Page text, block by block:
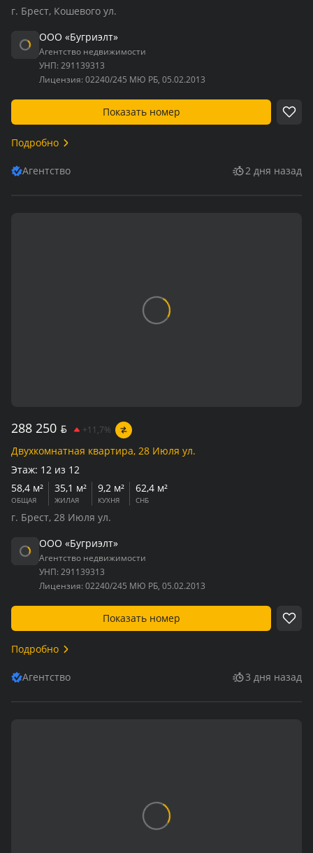
г. Брест, Кошевого ул.
ООО «Бугриэлт»
Агентство недвижимости
УНП: 291139313
Лицензия: 02240/245 МЮ РБ, 05.02.2013
Показать номер
Подробно
Агентство 2 дня назад
288 250 BYN +11,7%
Двухкомнатная квартира, 28 Июля ул.
Этаж: 12 из 12
58,4 м²
ОБЩАЯ
35,1 м²
ЖИЛАЯ
9,2 м²
КУХНЯ
62,4 м²
СНБ
г. Брест, 28 Июля ул.
ООО «Бугриэлт»
Агентство недвижимости
УНП: 291139313
Лицензия: 02240/245 МЮ РБ, 05.02.2013
Показать номер
Подробно
Агентство 3 дня назад